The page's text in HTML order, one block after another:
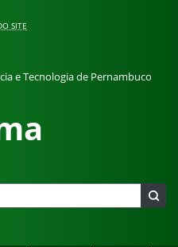
SITE
e Tecnologia de Pernambuco